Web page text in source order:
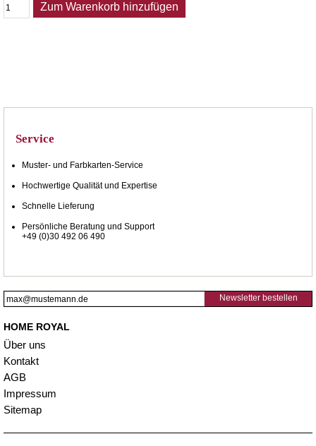
Zum Warenkorb hinzufügen
Service
Muster- und Farbkarten-Service
Hochwertige Qualität und Expertise
Schnelle Lieferung
Persönliche Beratung und Support
+49 (0)30 492 06 490
Newsletter bestellen
HOME ROYAL
Über uns
Kontakt
AGB
Impressum
Sitemap